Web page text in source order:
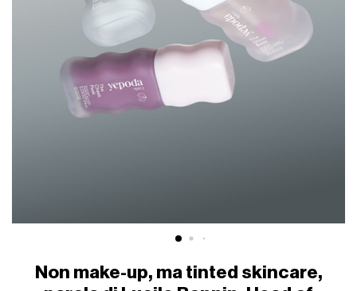
Non make-up, ma tinted skincare,